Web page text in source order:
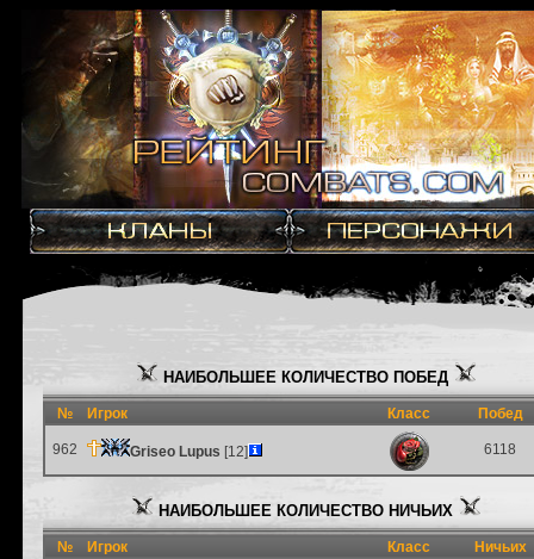
НАИБОЛЬШЕЕ КОЛИЧЕСТВО ПОБЕД
№ Игрок Класс Побед
962 Griseo Lupus [12] 6118
НАИБОЛЬШЕЕ КОЛИЧЕСТВО НИЧЬИХ
№ Игрок Класс Ничьих